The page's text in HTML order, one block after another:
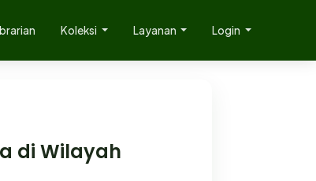
Koleksi Layanan Login
di Wilayah